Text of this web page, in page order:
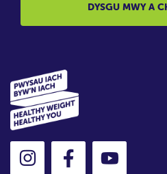
DYSGU MWY A